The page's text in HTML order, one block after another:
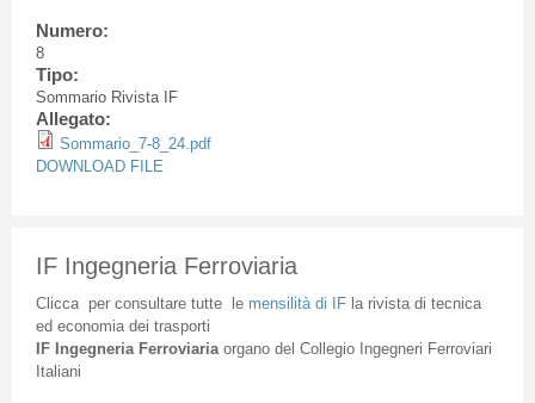
Numero:
8
Tipo:
Sommario Rivista IF
Allegato:
Sommario_7-8_24.pdf
DOWNLOAD FILE
IF Ingegneria Ferroviaria
Cliccaper consultare tuttele mensilità di IFla rivista di tecnica
ed economia dei trasporti
IF Ingegneria Ferroviaria organodel Collegio Ingegneri Ferroviari
Italiani